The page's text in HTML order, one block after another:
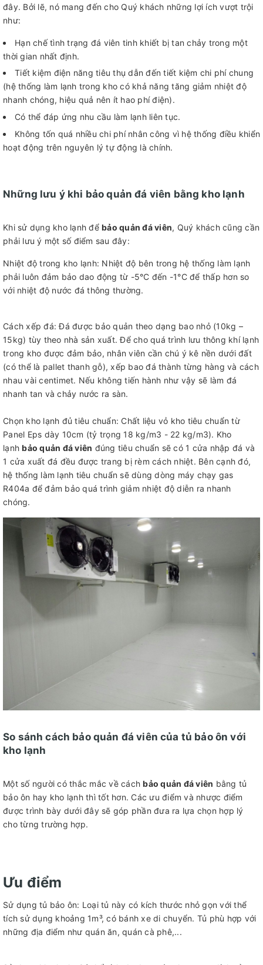
đây. Bởi lẽ, nó mang đến cho Quý khách những lợi ích vượt trội
như:
Hạn chế tình trạng đá viên tinh khiết bị tan chảy trong một
thời gian nhất định.
Tiết kiệm điện năng tiêu thụ dẫn đến tiết kiệm chi phí chung
(hệ thống làm lạnh trong kho có khả năng tăng giảm nhiệt độ
nhanh chóng, hiệu quả nên ít hao phí điện).
Có thể đáp ứng nhu cầu làm lạnh liên tục.
Không tốn quá nhiều chi phí nhân công vì hệ thống điều khiển
hoạt động trên nguyên lý tự động là chính.
Những lưu ý khi bảo quản đá viên bằng kho lạnh
Khi sử dụng kho lạnh để bảo quản đá viên, Quý khách cũng cần
phải lưu ý một số điểm sau đây:
Nhiệt độ trong kho lạnh: Nhiệt độ bên trong hệ thống làm lạnh
phải luôn đảm bảo dao động từ -5°C đến -1°C để thấp hơn so
với nhiệt độ nước đá thông thường.
Cách xếp đá: Đá được bảo quản theo dạng bao nhỏ (10kg –
15kg) tùy theo nhà sản xuất. Để cho quá trình lưu thông khí lạnh
trong kho được đảm bảo, nhân viên cần chú ý kê nền dưới đất
(có thể là pallet thanh gỗ), xếp bao đá thành từng hàng và cách
nhau vài centimet. Nếu không tiến hành như vậy sẽ làm đá
nhanh tan và chảy nước ra sàn.
Chọn kho lạnh đủ tiêu chuẩn: Chất liệu vỏ kho tiêu chuẩn từ
Panel Eps dày 10cm (tỷ trọng 18 kg/m3 - 22 kg/m3). Kho
lạnhbảo quản đá viên đúng tiêu chuẩn sẽ có 1 cửa nhập đá và
1 cửa xuất đá đều được trang bị rèm cách nhiệt. Bên cạnh đó,
hệ thống làm lạnh tiêu chuẩn sẽ dùng dòng máy chạy gas
R404a để đảm bảo quá trình giảm nhiệt độ diễn ra nhanh
chóng.
So sánh cách bảo quản đá viên của tủ bảo ôn với
kho lạnh
Một số người có thắc mắc về cáchbảo quản đá viên bằng tủ
bảo ôn hay kho lạnh thì tốt hơn. Các ưu điểm và nhược điểm
được trình bày dưới đây sẽ góp phần đưa ra lựa chọn hợp lý
cho từng trường hợp.
Ưu điểm
Sử dụng tủ bảo ôn: Loại tủ này có kích thước nhỏ gọn với thể
tích sử dụng khoảng 1m³, có bánh xe di chuyển. Tủ phù hợp với
những địa điểm như quán ăn, quán cà phê,...